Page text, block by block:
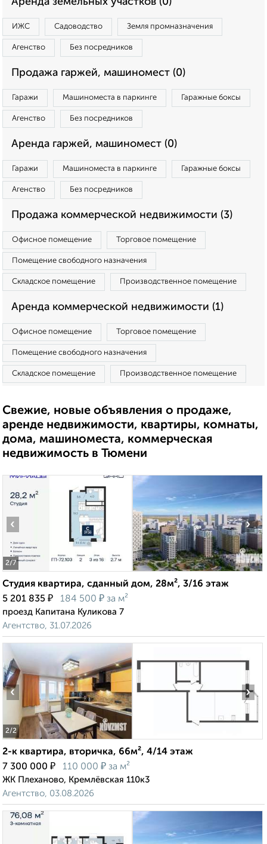
ИЖС Садоводство Земля промназначения
Агенство Без посредников
Продажа гаржей, машиномест (0)
Гаражи Машиноместа в паркинге Гаражные боксы
Агенство Без посредников
Аренда гаржей, машиномест (0)
Гаражи Машиноместа в паркинге Гаражные боксы
Агенство Без посредников
Продажа коммерческой недвижимости (3)
Офисное помещение Торговое помещение
Помещение свободного назначения
Складское помещение Производственное помещение
Аренда коммерческой недвижимости (1)
Офисное помещение Торговое помещение
Помещение свободного назначения
Складское помещение Производственное помещение
Свежие, новые объявления о продаже,
аренде недвижимости, квартиры, комнаты,
дома, машиноместа, коммерческая
недвижимость в Тюмени
2/7
‹ ›
Студия квартира, сданный дом, 28м², 3/16 этаж
5 201 835 ₽ 184 500 ₽ за м²
проезд Капитана Куликова 7
Агентство, 31.07.2026
2/2
‹ ›
2-к квартира, вторичка, 66м², 4/14 этаж
7 300 000 ₽ 110 000 ₽ за м²
ЖК Плеханово, Кремлёвская 110к3
Агентство, 03.08.2026